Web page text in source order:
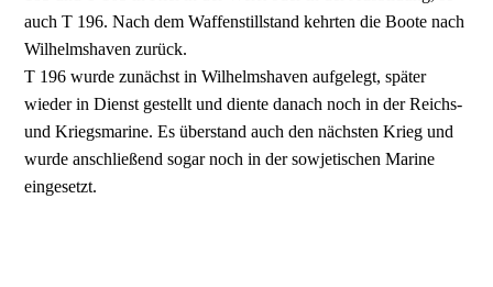
auch T 196. Nach dem Waffenstillstand kehrten die Boote nach
Wilhelmshaven zurück.
T 196 wurde zunächst in Wilhelmshaven aufgelegt, später
wieder in Dienst gestellt und diente danach noch in der Reichs-
und Kriegsmarine. Es überstand auch den nächsten Krieg und
wurde anschließend sogar noch in der sowjetischen Marine
eingesetzt.